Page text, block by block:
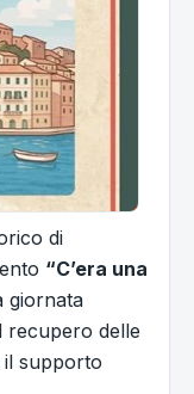
di
“C’era una
giornata
recupero delle
supporto